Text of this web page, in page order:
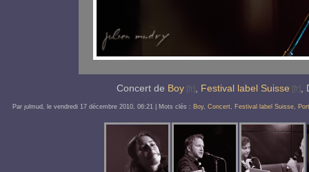
Concert de Boy , Festival label Suisse ,
Par ȷulmud, levendredi 17 décembre 2010, 06:21 | Mots clés : Boy,Concert, Festival label Suisse,